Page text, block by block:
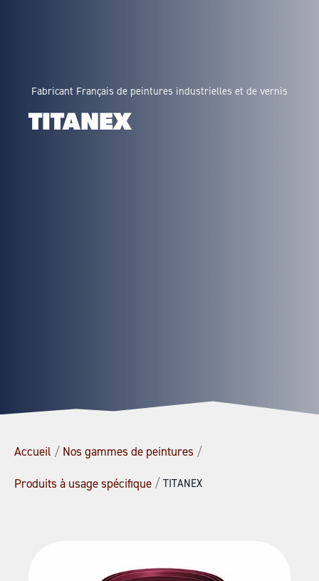
Fabricant Français de peintures industrielles et de vernis
TITANEX
Accueil / Nos gammes de peintures /
Produits à usage spécifique / TITANEX